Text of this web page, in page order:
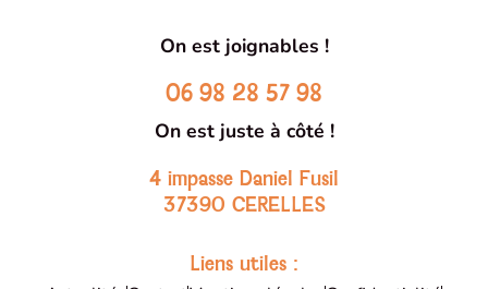
On est joignables !
06 98 28 57 98
On est juste à côté !
4 impasse Daniel Fusil
37390 CERELLES
Liens utiles :